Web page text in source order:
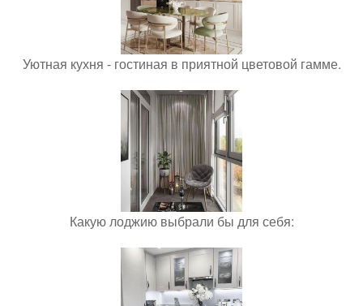
Уютная кухня - гостиная в приятной цветовой гамме.
Какую лоджию выбрали бы для себя: